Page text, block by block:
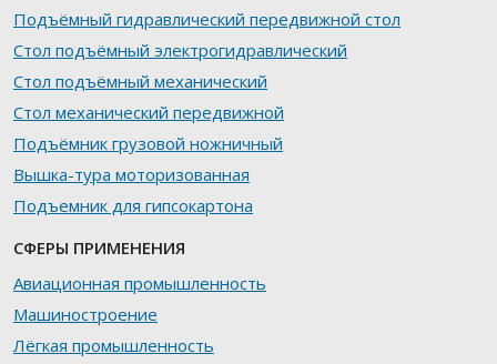
Подъёмный гидравлический передвижной стол
Стол подъёмный электрогидравлический
Стол подъёмный механический
Стол механический передвижной
Подъёмник грузовой ножничный
Вышка-тура моторизованная
Подъемник для гипсокартона
СФЕРЫ ПРИМЕНЕНИЯ
Авиационная промышленность
Машиностроение
Лёгкая промышленность